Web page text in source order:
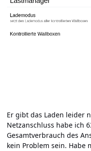
Er gibt das Laden leider
Netzanschluss habe ich
Gesamtverbrauch des
kein Problem sein. Habe